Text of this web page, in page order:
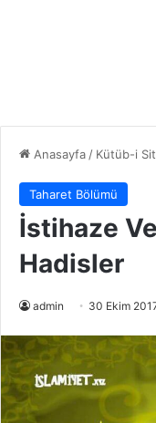
Anasayfa/ Kütüb-i
Taharet Bölümü
İstihaze
Hadisler
admin 30 Ekim